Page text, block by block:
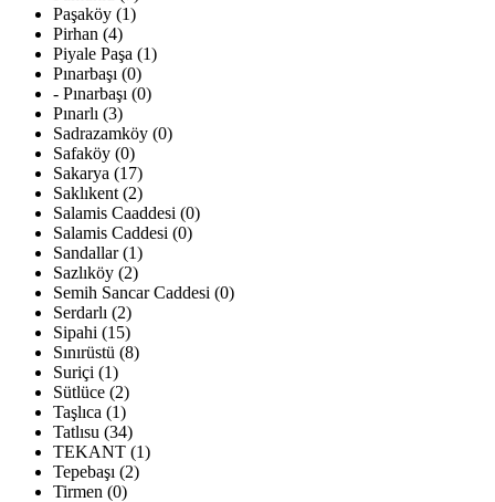
Paşaköy (1)
Pirhan (4)
Piyale Paşa (1)
Pınarbaşı (0)
- Pınarbaşı (0)
Pınarlı (3)
Sadrazamköy (0)
Safaköy (0)
Sakarya (17)
Saklıkent (2)
Salamis Caaddesi (0)
Salamis Caddesi (0)
Sandallar (1)
Sazlıköy (2)
Semih Sancar Caddesi (0)
Serdarlı (2)
Sipahi (15)
Sınırüstü (8)
Suriçi (1)
Sütlüce (2)
Taşlıca (1)
Tatlısu (34)
TEKANT (1)
Tepebaşı (2)
Tirmen (0)